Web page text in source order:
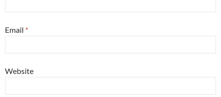
Email *
Website